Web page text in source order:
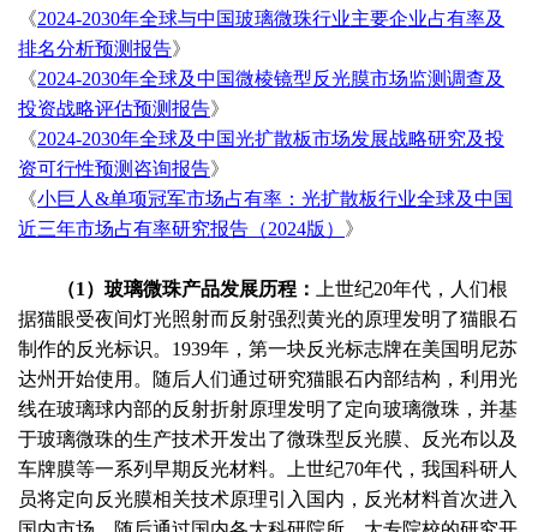
《2024-2030年全球与中国玻璃微珠行业主要企业占有率及
排名分析预测报告》
《2024-2030年全球及中国微棱镜型反光膜市场监测调查及
投资战略评估预测报告》
《2024-2030年全球及中国光扩散板市场发展战略研究及投
资可行性预测咨询报告》
《小巨人&单项冠军市场占有率：光扩散板行业全球及中国
近三年市场占有率研究报告（2024版） 》
（1）玻璃微珠产品发展历程： 上世纪20年代，人们根
据猫眼受夜间灯光照射而反射强烈黄光的原理发明了猫眼石
制作的反光标识。1939年，第一块反光标志牌在美国明尼苏
达州开始使用。随后人们通过研究猫眼石内部结构，利用光
线在玻璃球内部的反射折射原理发明了定向玻璃微珠，并基
于玻璃微珠的生产技术开发出了微珠型反光膜、反光布以及
车牌膜等一系列早期反光材料。上世纪70年代，我国科研人
员将定向反光膜相关技术原理引入国内，反光材料首次进入